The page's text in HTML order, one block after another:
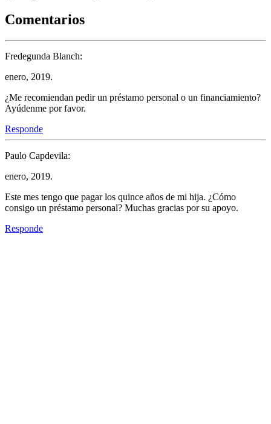
Comentarios
Fredegunda Blanch:
enero, 2019.
¿Me recomiendan pedir un préstamo personal o un financiamiento?
Ayúdenme por favor.
Responde
Paulo Capdevila:
enero, 2019.
Este mes tengo que pagar los quince años de mi hija. ¿Cómo
consigo un préstamo personal? Muchas gracias por su apoyo.
Responde